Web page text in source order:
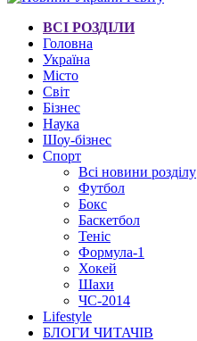
ВСІ РОЗДІЛИ
Головна
Україна
Місто
Світ
Бізнес
Наука
Шоу-бізнес
Спорт
Всі новини розділу
Футбол
Бокс
Баскетбол
Теніс
Формула-1
Хокей
Шахи
ЧС-2014
Lifestyle
БЛОГИ ЧИТАЧІВ